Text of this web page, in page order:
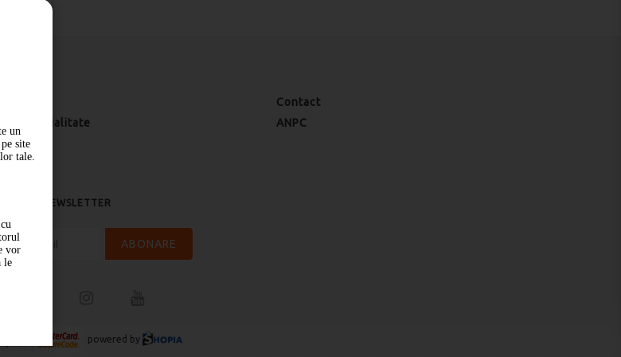
Contact
ANPC
LA NEWSLETTER
ABONARE
powered by
un
site
tale.
vor
le